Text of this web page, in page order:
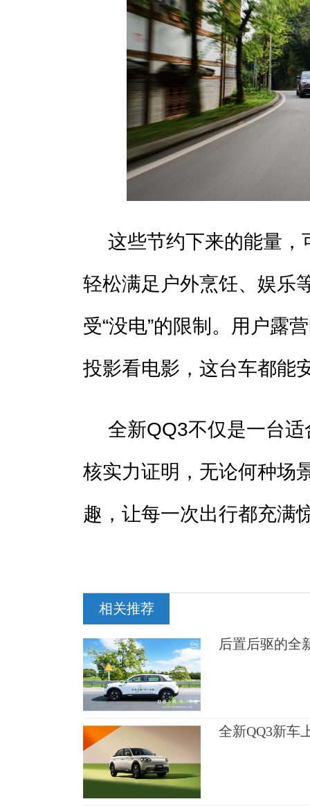
这些节约下来的能量
轻松满足户外烹饪、娱乐
受“没电”的限制。用户露
投影看电影，这台车都能
全新QQ3不仅是一台
核实力证明，无论何种场
趣，让每一次出行都充满
相关推荐
后置后驱的全
全新QQ3新车